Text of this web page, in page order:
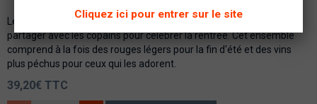
Le coffret 6 bouteilles de rouges "sympa" pour la rentrée est à
partager avec les copains pour célébrer la rentrée. Cet ensemble
comprend à la fois des rouges légers pour la fin d'été et des vins
plus péchus pour ceux qui les adorent.
39,20€ TTC
Cliquez ici pour entrer sur le site